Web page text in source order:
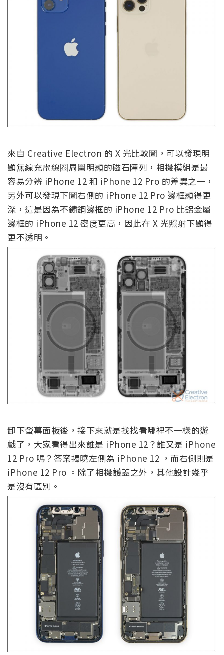
來自 Creative Electron 的 X 光比較圖，可以發現明
顯無線充電線圈周圍明顯的磁石陣列，相機模組是最
容易分辨 iPhone 12 和 iPhone 12 Pro 的差異之一，
另外可以發現下圖右側的 iPhone 12 Pro 邊框顯得更
深，這是因為不鏽鋼邊框的 iPhone 12 Pro 比鋁金屬
邊框的 iPhone 12 密度更高，因此在 X 光照射下顯得
更不透明。
卸下螢幕面板後，接下來就是找找看哪裡不一樣的遊
戲了，大家看得出來誰是 iPhone 12？誰又是 iPhone
12 Pro 嗎？答案揭曉左側為 iPhone 12 ，而右側則是
iPhone 12 Pro 。除了相機護蓋之外，其他設計幾乎
是沒有區別。